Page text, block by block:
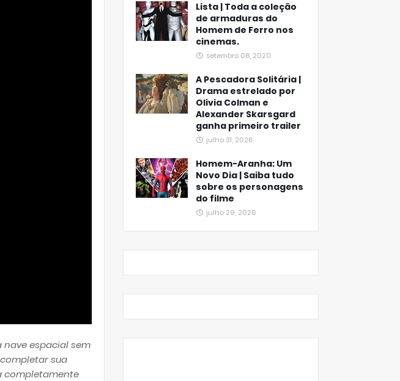
nave espacial sem
sua
completamente
Lista | Toda a coleção
de armaduras do
Homem de Ferro nos
cinemas.
setembro 08, 2020
A Pescadora Solitária |
Drama estrelado por
Olivia Colman e
Alexander Skarsgard
ganha primeiro trailer
julho 31, 2026
Homem-Aranha: Um
Novo Dia | Saiba tudo
sobre os personagens
do filme
julho 29, 2026